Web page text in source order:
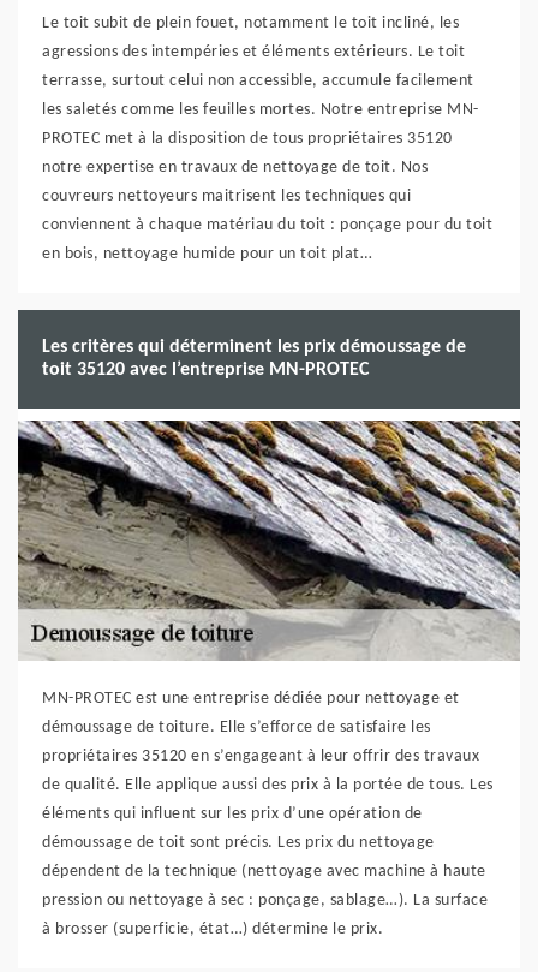
Le toit subit de plein fouet, notamment le toit incliné, les
agressions des intempéries et éléments extérieurs. Le toit
terrasse, surtout celui non accessible, accumule facilement
les saletés comme les feuilles mortes. Notre entreprise MN-
PROTEC met à la disposition de tous propriétaires 35120
notre expertise en travaux de nettoyage de toit. Nos
couvreurs nettoyeurs maitrisent les techniques qui
conviennent à chaque matériau du toit : ponçage pour du toit
en bois, nettoyage humide pour un toit plat…
Les critères qui déterminent les prix démoussage de
toit 35120 avec l’entreprise MN-PROTEC
MN-PROTEC est une entreprise dédiée pour nettoyage et
démoussage de toiture. Elle s’efforce de satisfaire les
propriétaires 35120 en s’engageant à leur offrir des travaux
de qualité. Elle applique aussi des prix à la portée de tous. Les
éléments qui influent sur les prix d’une opération de
démoussage de toit sont précis. Les prix du nettoyage
dépendent de la technique (nettoyage avec machine à haute
pression ou nettoyage à sec : ponçage, sablage…). La surface
à brosser (superficie, état…) détermine le prix.